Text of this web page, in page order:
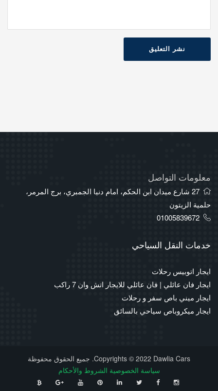
نشر التعليق
معلومات التواصل
27 شارع ميدان ابن الحكم، امام دنيا الجمبري، برج المرمر،
حلمية الزيتون
01005839672
خدمات النقل السياحي
ايجار اتوبيس رحلات
ايجار فان عائلي | فان عائلي للايجار اتش وان 7 راكب
ايجار ميني باص سفر و رحلات
ايجار ميكروباص سياحي بالسائق
Copyrights © 2022 Dawlia Cars. جميع الحقوق محفوظة
سياسة الخصوصية الشروط والأحكام